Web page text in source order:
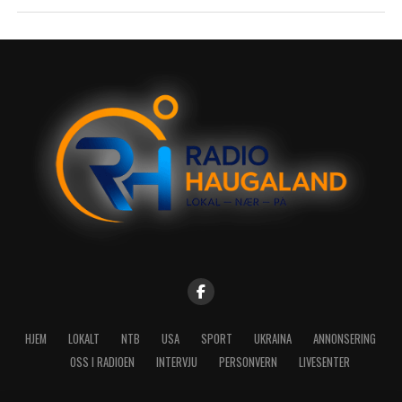
HJEM LOKALT NTB USA SPORT UKRAINA
ANNONSERING
OSS I RADIOEN
INTERVJU PERSONVERN LIVESENTER